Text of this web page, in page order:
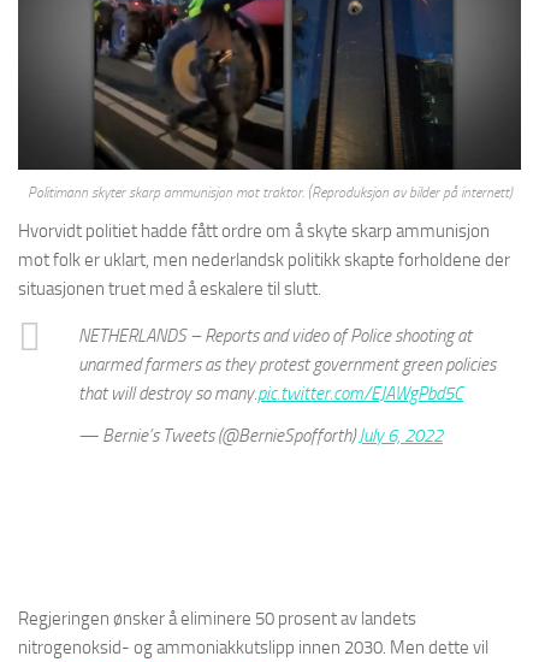
Politimann skyter skarp ammunisjon mot traktor. (Reproduksjon av bilder på internett)
Hvorvidt politiet hadde fått ordre om å skyte skarp ammunisjon
mot folk er uklart, men nederlandsk politikk skapte forholdene der
situasjonen truet med å eskalere til slutt.
NETHERLANDS – Reports and video of Police shooting at
unarmed farmers as they protest government green policies
that will destroy so many.pic.twitter.com/EJAWgPbd5C
— Bernie’s Tweets (@BernieSpofforth)July 6, 2022
Regjeringen ønsker å eliminere 50 prosent av landets
nitrogenoksid- og ammoniakkutslipp innen 2030. Men dette vil